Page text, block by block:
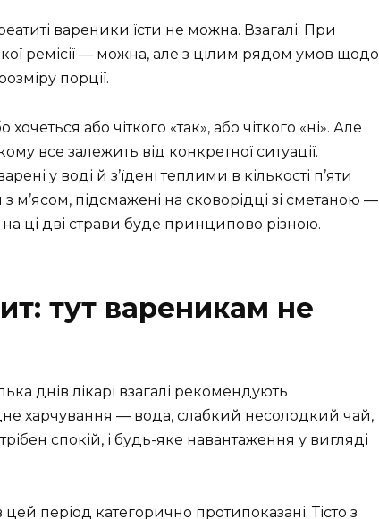
вареники їсти не можна. Взагалі. При
ремісії — можна, але з цілим рядом умов щодо
порції.
або чіткого «так», або чіткого «ні». Але
все залежить від конкретної ситуації.
у воді й з’їдені теплими в кількості п’яти
м’ясом, підсмажені на сковорідці зі сметаною —
на ці дві страви буде принципово різною.
тут вареникам не
днів лікарі взагалі рекомендують
харчування — вода, слабкий несолодкий чай,
спокій, і будь-яке навантаження у вигляді
період категорично протипоказані. Тісто з